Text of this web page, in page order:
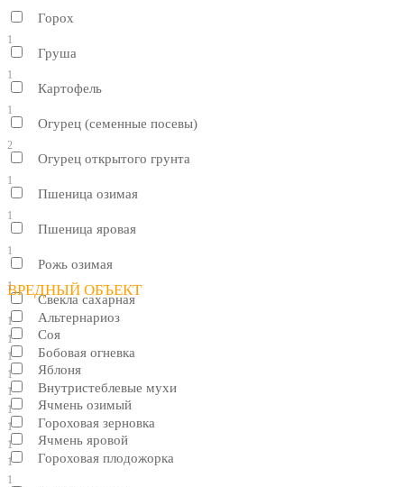
Горох
1
Груша
1
Картофель
1
Огурец (семенные посевы)
2
Огурец открытого грунта
1
Пшеница озимая
1
Пшеница яровая
1
Рожь озимая
1
Свекла сахарная
1
Соя
1
Яблоня
1
Ячмень озимый
1
Ячмень яровой
1
ВРЕДНЫЙ ОБЪЕКТ
Альтернариоз
1
Бобовая огневка
1
Внутристеблевые мухи
1
Гороховая зерновка
1
Гороховая плодожорка
1